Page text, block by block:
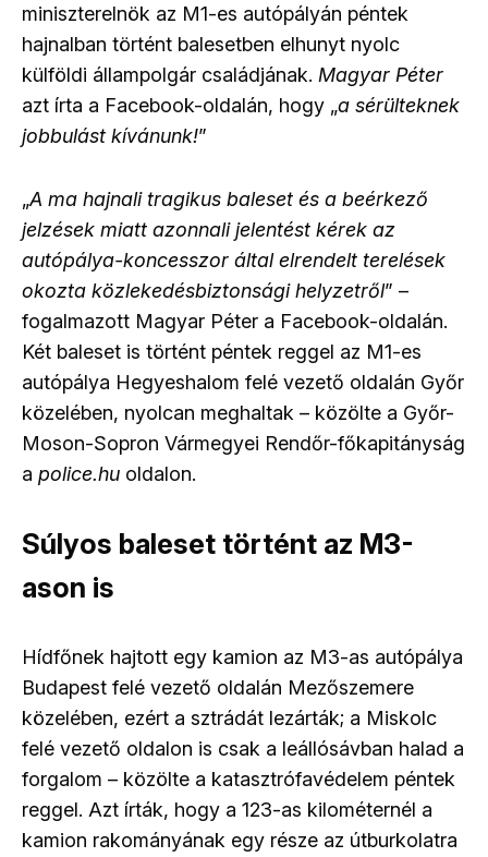
miniszterelnök az M1-es autópályán péntek
hajnalban történt balesetben elhunyt nyolc
külföldi állampolgár családjának. Magyar Péter
azt írta a Facebook-oldalán, hogy „a sérülteknek
jobbulást kívánunk!”
„A ma hajnali tragikus baleset és a beérkező
jelzések miatt azonnali jelentést kérek az
autópálya-koncesszor által elrendelt terelések
okozta közlekedésbiztonsági helyzetről” –
fogalmazott Magyar Péter a Facebook-oldalán.
Két baleset is történt péntek reggel az M1-es
autópálya Hegyeshalom felé vezető oldalán Győr
közelében, nyolcan meghaltak – közölte a Győr-
Moson-Sopron Vármegyei Rendőr-főkapitányság
a police.hu oldalon.
Súlyos baleset történt az M3-
ason is
Hídfőnek hajtott egy kamion az M3-as autópálya
Budapest felé vezető oldalán Mezőszemere
közelében, ezért a sztrádát lezárták; a Miskolc
felé vezető oldalon is csak a leállósávban halad a
forgalom – közölte a katasztrófavédelem péntek
reggel. Azt írták, hogy a 123-as kilométernél a
kamion rakományának egy része az útburkolatra